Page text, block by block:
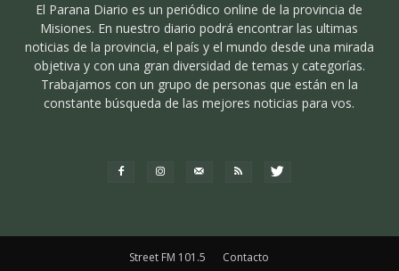
El Parana Diario es un periódico online de la provincia de
Misiones. En nuestro diario podrá encontrar las ultimas
noticias de la provincia, el país y el mundo desde una mirada
objetiva y con una gran diversidad de temas y categorías.
Trabajamos con un grupo de personas que están en la
constante búsqueda de las mejores noticias para vos.
Street FM 101.5 Contacto